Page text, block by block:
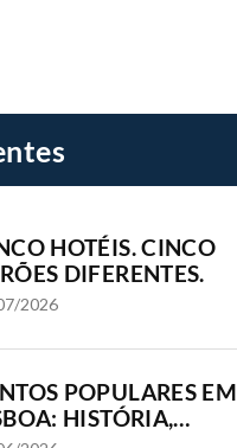
HOTÉIS. CINCO
DIFERENTES.
2026
POPULARES EM
HISTÓRIA,